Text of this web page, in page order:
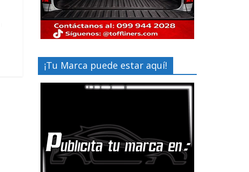
¡Tu Marca puede estar aquí!